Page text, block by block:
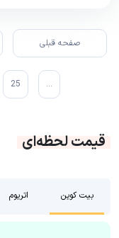
صفحه قبلی
…
25
قیمت لحظه‌ای
بیت کوین اتریوم